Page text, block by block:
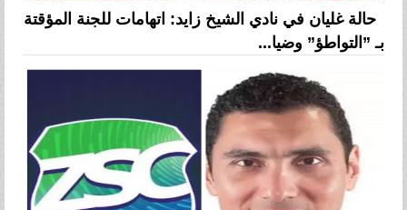
حالة غليان في نادي الشيخ زايد: اتهامات للجنة المؤقتة
بـ ”التواطؤ” وضيا...